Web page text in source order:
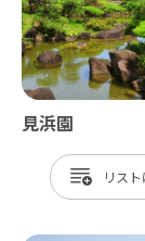
見浜園
リスト